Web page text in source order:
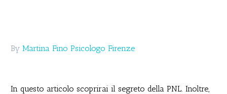
By Martina Fino Psicologo Firenze
In questo articolo scoprirai il segreto della PNL. Inoltre,